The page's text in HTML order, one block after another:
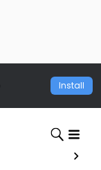
Install